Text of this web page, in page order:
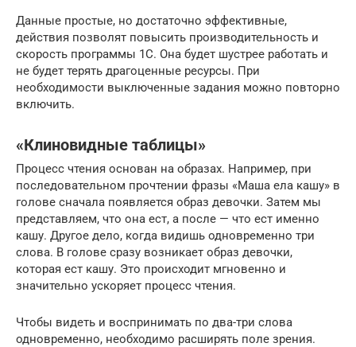
Данные простые, но достаточно эффективные,
действия позволят повысить производительность и
скорость программы 1С. Она будет шустрее работать и
не будет терять драгоценные ресурсы. При
необходимости выключенные задания можно повторно
включить.
«Клиновидные таблицы»
Процесс чтения основан на образах. Например, при
последовательном прочтении фразы «Маша ела кашу» в
голове сначала появляется образ девочки. Затем мы
представляем, что она ест, а после — что ест именно
кашу. Другое дело, когда видишь одновременно три
слова. В голове сразу возникает образ девочки,
которая ест кашу. Это происходит мгновенно и
значительно ускоряет процесс чтения.
Чтобы видеть и воспринимать по два-три слова
одновременно, необходимо расширять поле зрения.